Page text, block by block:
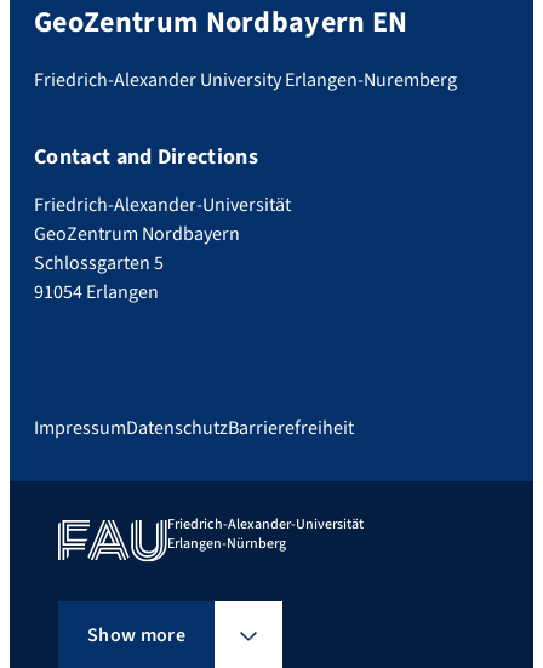
GeoZentrum Nordbayern EN
Friedrich-Alexander University Erlangen-Nuremberg
Contact and Directions
Friedrich-Alexander-Universität
GeoZentrum Nordbayern
Schlossgarten 5
91054 Erlangen
ImpressumDatenschutzBarrierefreiheit
Friedrich-Alexander-Universität
Erlangen-Nürnberg
Show more